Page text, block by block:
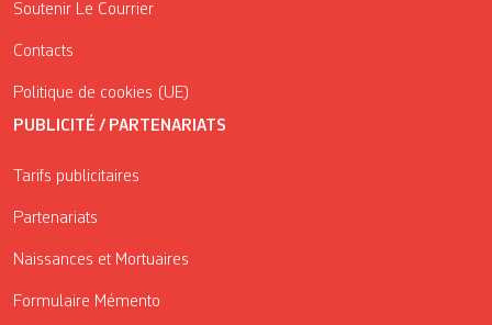
Soutenir Le Courrier
Contacts
Politique de cookies (UE)
PUBLICITÉ / PARTENARIATS
Tarifs publicitaires
Partenariats
Naissances et Mortuaires
Formulaire Mémento